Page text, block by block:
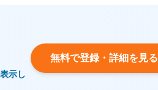
示し
無料で登録・詳細を見る